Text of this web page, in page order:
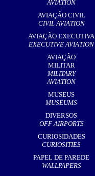
AVIATION
AVIAÇÃO CIVIL
CIVIL AVIATION
AVIAÇÃO EXECUTIVA
EXECUTIVE AVIATION
AVIAÇÃO
MILITAR
MILITARY
AVIATION
MUSEUS
MUSEUMS
DIVERSOS
OFF AIRPORTS
CURIOSIDADES
CURIOSITIES
PAPEL DE PAREDE
WALLPAPERS